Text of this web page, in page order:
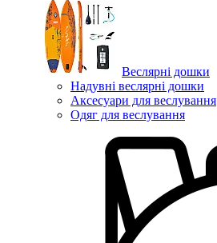
Веслярні дошки
Надувні веслярні дошки
Аксесуари для веслування
Одяг для веслування